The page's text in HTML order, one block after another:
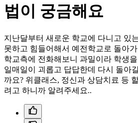
법이 궁금해요
지난달부터 새로운 학교에 다니고 있
못하고 힘들어해서 예전학교로 돌아
학교측에 전화해보니 과밀이라 학생
일매일이 괴롭고 답답한데 다시 돌아
까요? 위클래스, 정신과 상담치료 등
려고 하니까 알려주세요..